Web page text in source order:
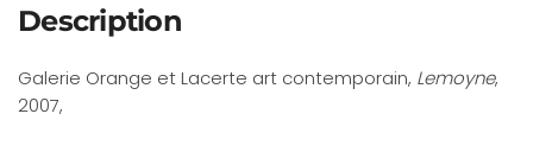
Description
Galerie Orange et Lacerte art contemporain, Lemoyne,
2007,